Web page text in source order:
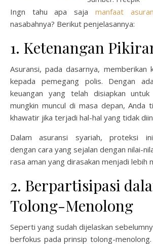
Ingn tahu apa saja manfaat
nasabahnya? Berikut penjelasannya:
1. Ketenangan
Asuransi, pada dasarnya, memberikan
kepada pemegang polis. Dengan
keuangan yang telah disiapkan
mungkin muncul di masa depan, Anda
khawatir jika terjadi hal-hal yang tidak
Dalam asuransi syariah, proteksi ini
dengan cara yang sejalan dengan nilai-
rasa aman yang dirasakan menjadi lebih
2. Berpartisipasi
Tolong-Menolong
Seperti yang sudah dijelaskan
berfokus pada prinsip tolong-